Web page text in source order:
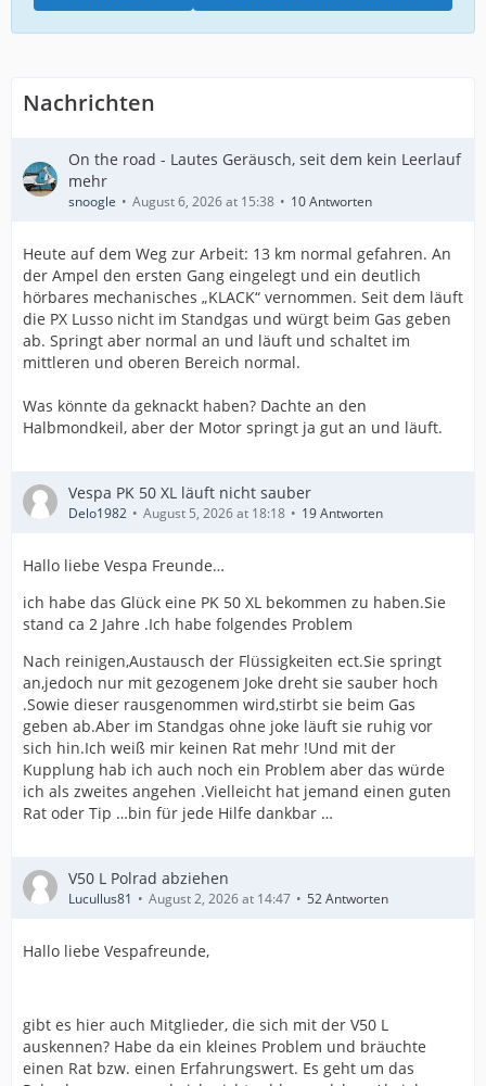
Nachrichten
On the road - Lautes Geräusch, seit dem kein Leerlauf
mehr
snoogle August 6, 2026 at 15:38 10 Antworten
Heute auf dem Weg zur Arbeit: 13 km normal gefahren. An
der Ampel den ersten Gang eingelegt und ein deutlich
hörbares mechanisches „KLACK“ vernommen. Seit dem läuft
die PX Lusso nicht im Standgas und würgt beim Gas geben
ab. Springt aber normal an und läuft und schaltet im
mittleren und oberen Bereich normal.
Was könnte da geknackt haben? Dachte an den
Halbmondkeil, aber der Motor springt ja gut an und läuft.
Vespa PK 50 XL läuft nicht sauber
Delo1982 August 5, 2026 at 18:18 19 Antworten
Hallo liebe Vespa Freunde…
ich habe das Glück eine PK 50 XL bekommen zu haben.Sie
stand ca 2 Jahre .Ich habe folgendes Problem
Nach reinigen,Austausch der Flüssigkeiten ect.Sie springt
an,jedoch nur mit gezogenem Joke dreht sie sauber hoch
.Sowie dieser rausgenommen wird,stirbt sie beim Gas
geben ab.Aber im Standgas ohne joke läuft sie ruhig vor
sich hin.Ich weiß mir keinen Rat mehr !Und mit der
Kupplung hab ich auch noch ein Problem aber das würde
ich als zweites angehen .Vielleicht hat jemand einen guten
Rat oder Tip …bin für jede Hilfe dankbar …
V50 L Polrad abziehen
Lucullus81 August 2, 2026 at 14:47 52 Antworten
Hallo liebe Vespafreunde,
gibt es hier auch Mitglieder, die sich mit der V50 L
auskennen? Habe da ein kleines Problem und bräuchte
einen Rat bzw. einen Erfahrungswert. Es geht um das